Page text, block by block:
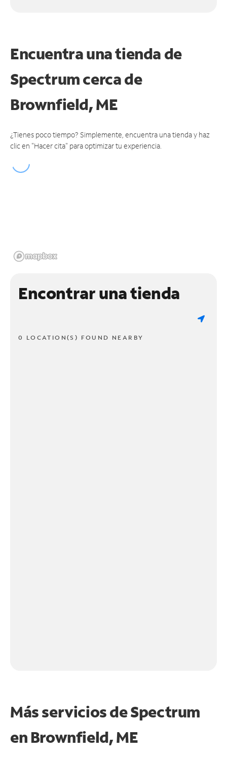
Encuentra una tienda de
Spectrumcerca de
Brownfield, ME
¿Tienes poco tiempo? Simplemente, encuentra una tienda y haz
clic en "Hacer cita" para optimizar tu experiencia.
Encontrar una tienda
0 LOCATION(S) FOUND NEARBY
Más servicios de Spectrum
en Brownfield, ME